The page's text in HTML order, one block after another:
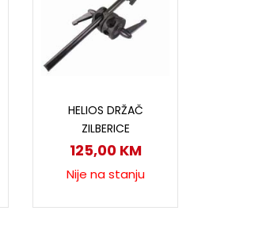
HELIOS DRŽAČ
ZILBERICE
125,00 KM
Nije na stanju